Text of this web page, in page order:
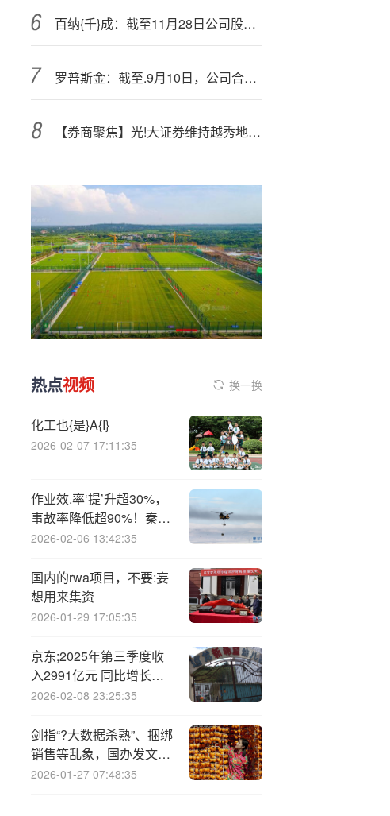
百纳{千}成：截至11月28日公司股票持有人总数为28225户
罗普斯金：截至.9月10日，公司合并普通账户和融资融券信用账户股东总户数为15202户
【券商聚焦】光!大证券维持越秀地产(00123)“买入”评级 指公司销售表现优于大势
热点视频 换一换
化工也{是}A{I}
2026-02-07 17:11:35
作业效.率‘提’升超30%，
事故率降低超90%！秦港
股份这一技术获全国创新
2026-02-06 13:42:35
国内的rwa项目，不要:妄
想用来集资
2026-01-29 17:05:35
京东;2025年第三季度收
入2991亿元 同比增长
14.9%
2026-02-08 23:25:35
剑指“?大数据杀熟”、捆绑
销售等乱象，国办发文提
级旅游市场综合监管
2026-01-27 07:48:35